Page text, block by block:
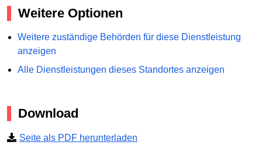
Weitere Optionen
Weitere zuständige Behörden für diese Dienstleistung
anzeigen
Alle Dienstleistungen dieses Standortes anzeigen
Download
Seite als PDF herunterladen